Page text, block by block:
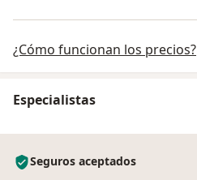
¿Cómo funcionan los precios?
Especialistas
Seguros aceptados